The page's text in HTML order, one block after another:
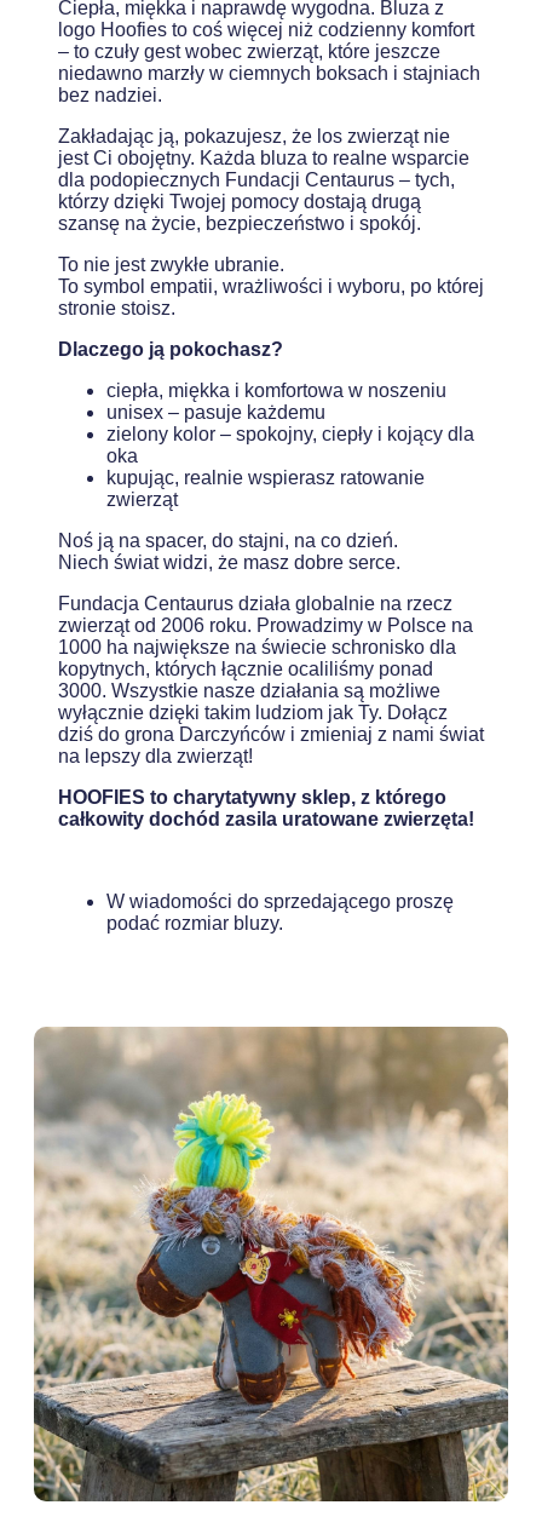
Ciepła, miękka i naprawdę wygodna. Bluza z
logo Hoofies to coś więcej niż codzienny komfort
– to czuły gest wobec zwierząt, które jeszcze
niedawno marzły w ciemnych boksach i stajniach
bez nadziei.
Zakładając ją, pokazujesz, że los zwierząt nie
jest Ci obojętny. Każda bluza to realne wsparcie
dla podopiecznych Fundacji Centaurus – tych,
którzy dzięki Twojej pomocy dostają drugą
szansę na życie, bezpieczeństwo i spokój.
To nie jest zwykłe ubranie.
To symbol empatii, wrażliwości i wyboru, po której
stronie stoisz.
Dlaczego ją pokochasz?
ciepła, miękka i komfortowa w noszeniu
unisex – pasuje każdemu
zielony kolor – spokojny, ciepły i kojący dla
oka
kupując, realnie wspierasz ratowanie
zwierząt
Noś ją na spacer, do stajni, na co dzień.
Niech świat widzi, że masz dobre serce.
Fundacja Centaurus działa globalnie na rzecz
zwierząt od 2006 roku. Prowadzimy w Polsce na
1000 ha największe na świecie schronisko dla
kopytnych, których łącznie ocaliliśmy ponad
3000. Wszystkie nasze działania są możliwe
wyłącznie dzięki takim ludziom jak Ty. Dołącz
dziś do grona Darczyńców i zmieniaj z nami świat
na lepszy dla zwierząt!
HOOFIES to charytatywny sklep, z którego
całkowity dochód zasila uratowane zwierzęta!
W wiadomości do sprzedającego proszę
podać rozmiar bluzy.